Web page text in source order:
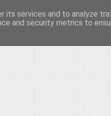
σε κάθε του μορφή
services and to analyze
and security metrics to